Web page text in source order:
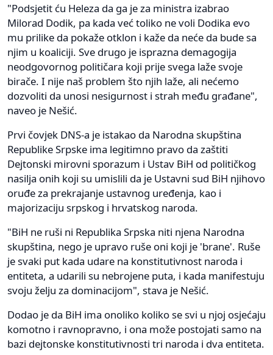
"Podsjetit ću Heleza da ga je za ministra izabrao
Milorad Dodik, pa kada već toliko ne voli Dodika evo
mu prilike da pokaže otklon i kaže da neće da bude sa
njim u koaliciji. Sve drugo je isprazna demagogija
neodgovornog političara koji prije svega laže svoje
birače. I nije naš problem što njih laže, ali nećemo
dozvoliti da unosi nesigurnost i strah među građane",
naveo je Nešić.
Prvi čovjek DNS-a je istakao da Narodna skupština
Republike Srpske ima legitimno pravo da zaštiti
Dejtonski mirovni sporazum i Ustav BiH od političkog
nasilja onih koji su umislili da je Ustavni sud BiH njihovo
oruđe za prekrajanje ustavnog uređenja, kao i
majorizaciju srpskog i hrvatskog naroda.
"BiH ne ruši ni Republika Srpska niti njena Narodna
skupština, nego je upravo ruše oni koji je 'brane'. Ruše
je svaki put kada udare na konstitutivnost naroda i
entiteta, a udarili su nebrojene puta, i kada manifestuju
svoju želju za dominacijom", stava je Nešić.
Dodao je da BiH ima onoliko koliko se svi u njoj osjećaju
komotno i ravnopravno, i ona može postojati samo na
bazi dejtonske konstitutivnosti tri naroda i dva entiteta.